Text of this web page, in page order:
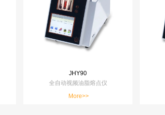
JHY90
全自动视频油脂熔点仪
More>>